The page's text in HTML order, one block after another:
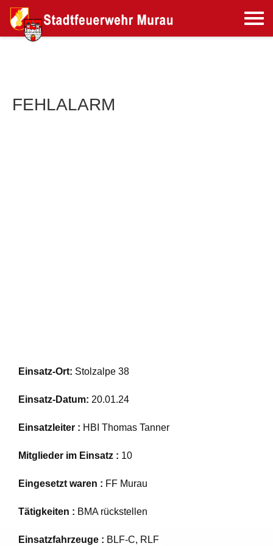
FEHLALARM
Einsatz-Ort: Stolzalpe 38
Einsatz-Datum: 20.01.24
Einsatzleiter : HBI Thomas Tanner
Mitglieder im Einsatz : 10
Eingesetzt waren : FF Murau
Tätigkeiten : BMA rückstellen
Einsatzfahrzeuge : BLF-C, RLF